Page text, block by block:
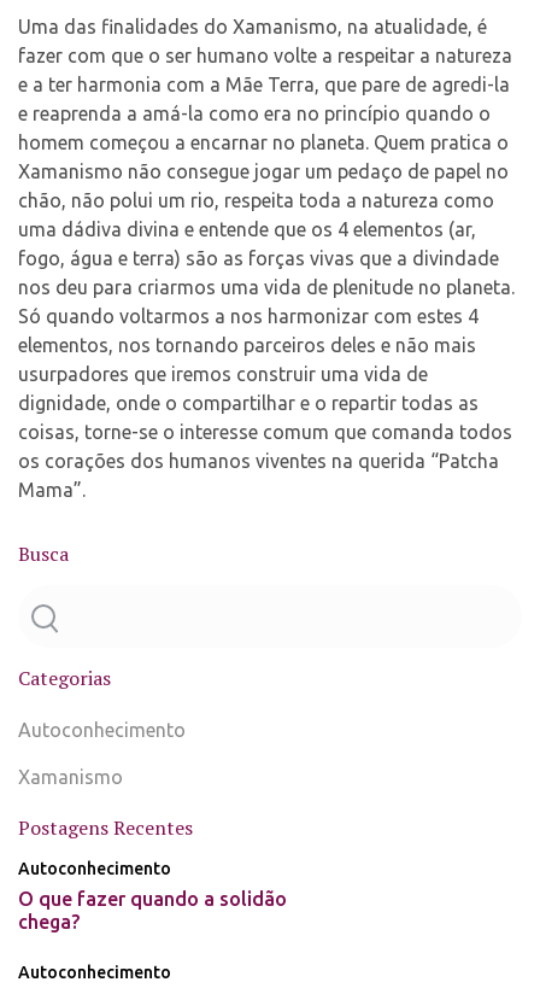
Uma das finalidades do Xamanismo, na atualidade, é
fazer com que o ser humano volte a respeitar a natureza
e a ter harmonia com a Mãe Terra, que pare de agredi-la
e reaprenda a amá-la como era no princípio quando o
homem começou a encarnar no planeta. Quem pratica o
Xamanismo não consegue jogar um pedaço de papel no
chão, não polui um rio, respeita toda a natureza como
uma dádiva divina e entende que os 4 elementos (ar,
fogo, água e terra) são as forças vivas que a divindade
nos deu para criarmos uma vida de plenitude no planeta.
Só quando voltarmos a nos harmonizar com estes 4
elementos, nos tornando parceiros deles e não mais
usurpadores que iremos construir uma vida de
dignidade, onde o compartilhar e o repartir todas as
coisas, torne-se o interesse comum que comanda todos
os corações dos humanos viventes na querida “Patcha
Mama”.
Busca
Categorias
Autoconhecimento
Xamanismo
Postagens Recentes
Autoconhecimento
O que fazer quando a solidão
chega?
Autoconhecimento